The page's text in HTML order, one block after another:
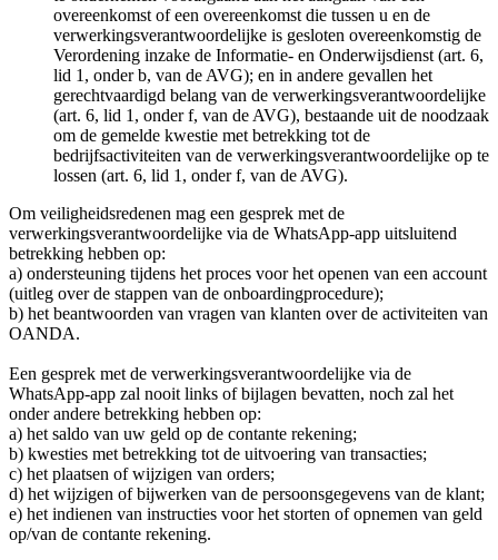
overeenkomst of een overeenkomst die tussen u en de
verwerkingsverantwoordelijke is gesloten overeenkomstig de
Verordening inzake de Informatie- en Onderwijsdienst (art. 6,
lid 1, onder b, van de AVG); en in andere gevallen het
gerechtvaardigd belang van de verwerkingsverantwoordelijke
(art. 6, lid 1, onder f, van de AVG), bestaande uit de noodzaak
om de gemelde kwestie met betrekking tot de
bedrijfsactiviteiten van de verwerkingsverantwoordelijke op te
lossen (art. 6, lid 1, onder f, van de AVG).
Om veiligheidsredenen mag een gesprek met de
verwerkingsverantwoordelijke via de WhatsApp-app uitsluitend
betrekking hebben op:
a) ondersteuning tijdens het proces voor het openen van een account
(uitleg over de stappen van de onboardingprocedure);
b) het beantwoorden van vragen van klanten over de activiteiten van
OANDA.
Een gesprek met de verwerkingsverantwoordelijke via de
WhatsApp-app zal nooit links of bijlagen bevatten, noch zal het
onder andere betrekking hebben op:
a) het saldo van uw geld op de contante rekening;
b) kwesties met betrekking tot de uitvoering van transacties;
c) het plaatsen of wijzigen van orders;
d) het wijzigen of bijwerken van de persoonsgegevens van de klant;
e) het indienen van instructies voor het storten of opnemen van geld
op/van de contante rekening.